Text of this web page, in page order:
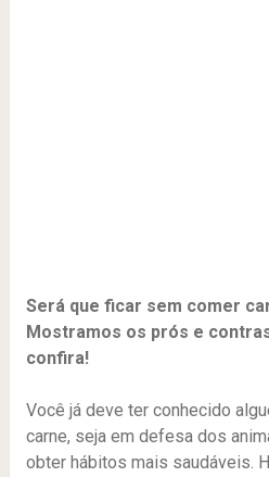
Será que ficar sem comer
Mostramos os prós e
confira!
Você já deve ter conhecido
carne, seja em defesa dos
obter hábitos mais saudáveis.